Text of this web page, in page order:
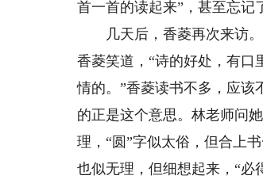
首一首的读起来”，甚至忘记
几天后，香菱再次来访。
香菱笑道，“诗的好处，有
情的。”香菱读书不多，应该
的正是这个意思。林老师问
理，“圆”字似太俗，但合上
也似无理，但细想起来，“必